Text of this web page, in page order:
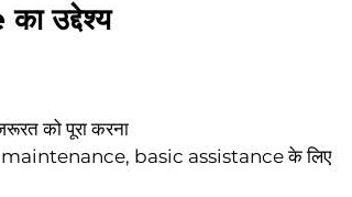
उद्देश्य
को पूरा करना
basic assistance के लिए